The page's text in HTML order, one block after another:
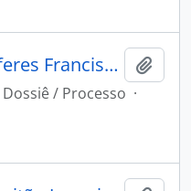
REQUERIMENTO do Alferes Francisco Dias da Costa à Junta Governativa Provisória.
Dossiê / Processo ·